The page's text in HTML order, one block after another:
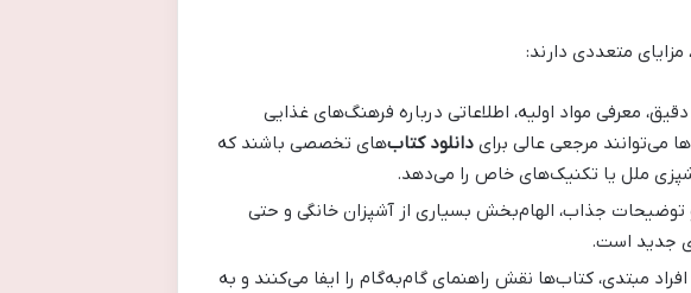
متعددی دارند:
معرفی مواد اولیه، اطلاعاتی درباره فرهنگ‌های غذایی
می‌توانند مرجعی عالی برایدانلود کتاب‌های تخصصی باشند که
ملل یا تکنیک‌های خاص را می‌دهد.
توضیحات جذاب، الهام‌بخش بسیاری از آشپزان خانگی و حتی
جدید است.
افراد مبتدی، کتاب‌ها نقش راهنمای گام‌به‌گام را ایفا می‌کنند و به